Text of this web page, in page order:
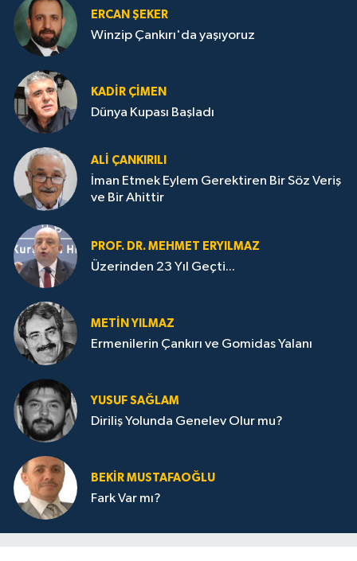
ERCAN ŞEKER
Winzip Çankırı'da yaşıyoruz
KADIR ÇIMEN
Dünya Kupası Başladı
ALI ÇANKIRILI
İman Etmek Eylem Gerektiren Bir Söz Veriş
ve Bir Ahittir
PROF. DR. MEHMET ERYILMAZ
Üzerinden 23 Yıl Geçti...
METIN YILMAZ
Ermenilerin Çankırı ve Gomidas Yalanı
YUSUF SAĞLAM
Diriliş Yolunda Genelev Olur mu?
BEKIR MUSTAFAOĞLU
Fark Var mı?